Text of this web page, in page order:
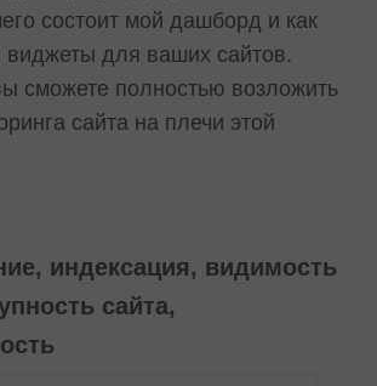
состоит мой дашборд и как
виджеты для ваших сайтов.
сможете полностью возложить
сайта на плечи этой
индексация, видимость
сайта,